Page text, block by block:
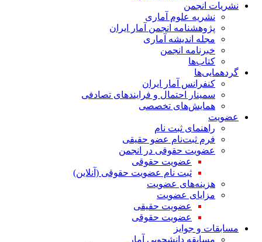
نشریات انجمن
نشریه علوم آماری
پژوهشنامه انجمن آمار ایران
مجله اندیشه آماری
خبرنامه انجمن
کتاب‌ها
گردهمایی‌ها
کنفرانس آمار ایران
سمینار احتمال و فرایندهای تصادفی
همایش‌های تخصصی
عضویت
راهنمای ثبت نام
فرم ثبت‌نام عضو حقیقی
عضویت حقوقی در انجمن
عضویت حقوقی
ثبت نام عضویت حقوقی (آنلاین)
هزینه‌های عضویت
مزایای عضویت
عضویت حقیقی
عضویت حقوقی
مسابقات و جوایز
مسابقه دانشجویی آمار